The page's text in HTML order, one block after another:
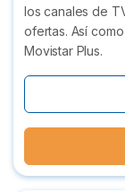
los canales de
ofertas. Así
Movistar Plus.